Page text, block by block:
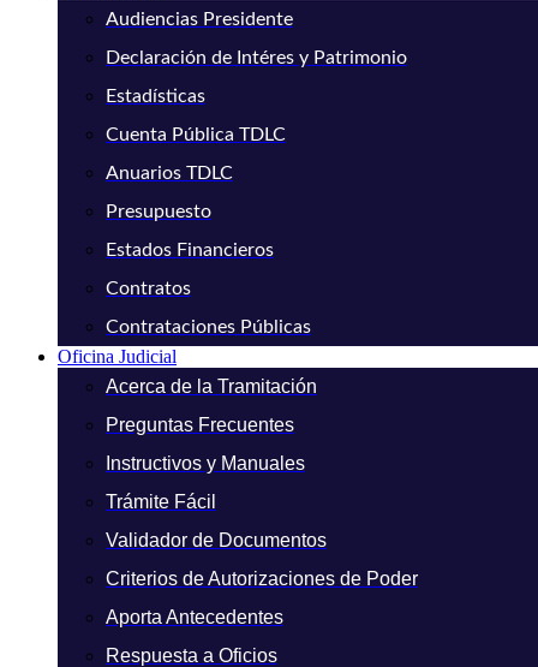
Audiencias Presidente
Declaración de Intéres y Patrimonio
Estadísticas
Cuenta Pública TDLC
Anuarios TDLC
Presupuesto
Estados Financieros
Contratos
Contrataciones Públicas
Oficina Judicial
Acerca de la Tramitación
Preguntas Frecuentes
Instructivos y Manuales
Trámite Fácil
Validador de Documentos
Criterios de Autorizaciones de Poder
Aporta Antecedentes
Respuesta a Oficios